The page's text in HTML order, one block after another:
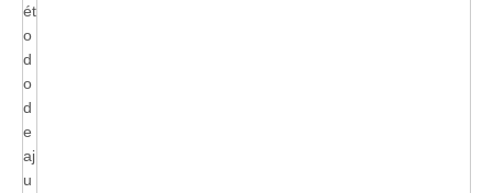
ét
o
d
o
d
e
aj
u